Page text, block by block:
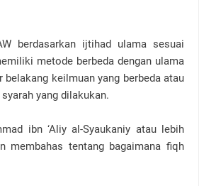
berdasarkan ijtihad ulama sesuai
metode berbeda dengan ulama
keilmuan yang berbeda atau
yang dilakukan.
ibn ‘Aliy al-Syaukaniy atau lebih
membahas tentang bagaimana fiqh